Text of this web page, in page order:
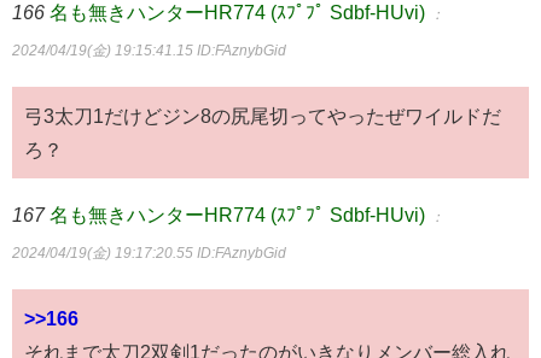
166 名も無きハンターHR774 (ｽﾌﾟﾌﾟ Sdbf-HUvi) ：
2024/04/19(金) 19:15:41.15 ID:FAznybGid
弓3太刀1だけどジン8の尻尾切ってやったぜワイルドだ
ろ？
167 名も無きハンターHR774 (ｽﾌﾟﾌﾟ Sdbf-HUvi) ：
2024/04/19(金) 19:17:20.55 ID:FAznybGid
>>166
それまで太刀2双剣1だったのがいきなりメンバー総入れ